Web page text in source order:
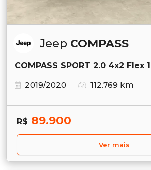
Jeep COMPASS
COMPASS SPORT 2.0 4x2 Flex
2019/2020
112.769 km
R$ 89.900
Ver mais